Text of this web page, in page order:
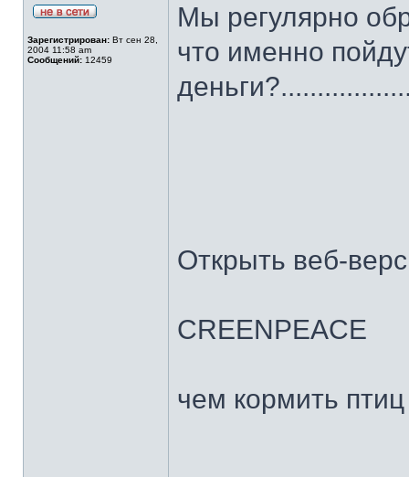
Зарегистрирован: Вт сен 28,
2004 11:58 am
Сообщений: 12459
Мы регулярно
что именно
Открыть веб-
CREENPEACE
чем кормить